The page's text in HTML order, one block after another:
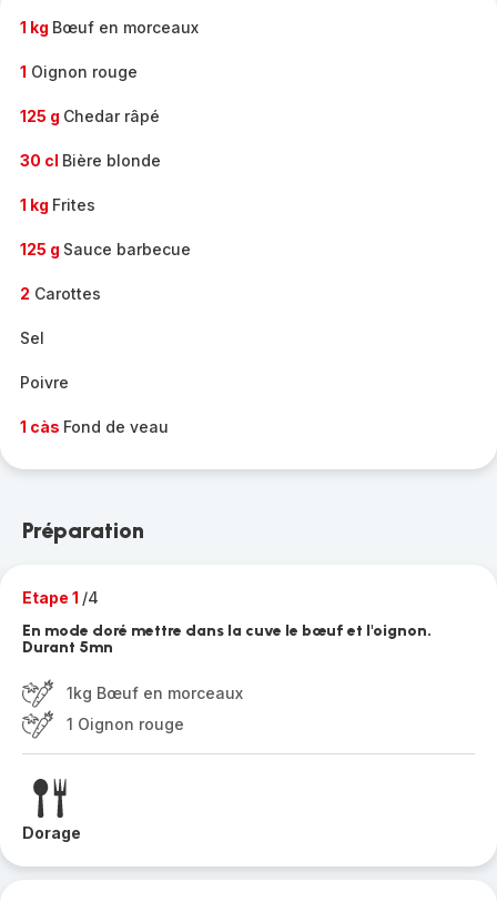
1 kg Bœuf en morceaux
1 Oignon rouge
125 g Chedar râpé
30 cl Bière blonde
1 kg Frites
125 g Sauce barbecue
2 Carottes
Sel
Poivre
1 càs Fond de veau
Préparation
Etape 1 /4
En mode doré mettre dans la cuve le bœuf et l'oignon.
Durant 5mn
1kg Bœuf en morceaux
1 Oignon rouge
Dorage